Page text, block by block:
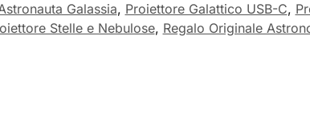
Galassia, Proiettore Galattico USB-C,
Stelle e Nebulose, Regalo Originale